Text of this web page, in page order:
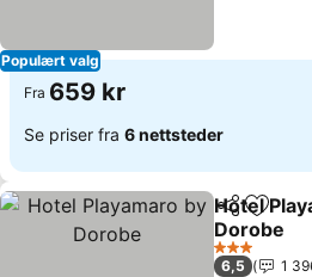
Populært valg
Fra 659 kr
Se priser fra 6 nettsteder
Del Legg
Hotel
Dorobe
3 Stjerner
6,5
1